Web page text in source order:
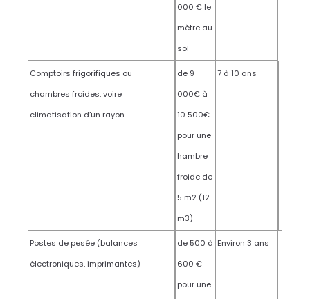
000 € le
mètre au
sol
Comptoirs frigorifiques ou
chambres froides, voire
climatisation d’un rayon
de 9
000€ à
10 500€
pour une
hambre
froide de
5 m2 (12
m3)
7 à 10 ans
Postes de pesée (balances
électroniques, imprimantes)
de 500 à
600 €
pour une
Environ 3 ans